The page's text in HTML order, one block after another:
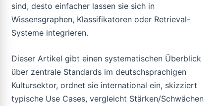
sind, desto einfacher lassen sie sich in
Wissensgraphen, Klassifikatoren oder Retrieval-
Systeme integrieren.
Dieser Artikel gibt einen systematischen Überblick
über zentrale Standards im deutschsprachigen
Kultursektor, ordnet sie international ein, skizziert
typische Use Cases, vergleicht Stärken/Schwächen